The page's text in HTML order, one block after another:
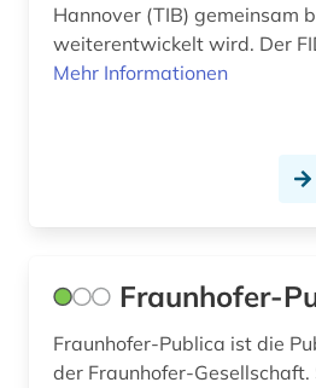
Hannover (TIB) gemeinsam
Mehr Informationen
Fraunhofer-
Fraunhofer-Publica ist die
der Fraunhofer-